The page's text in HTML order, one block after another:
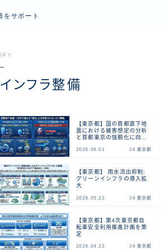
をサポート
ンフラ整備
【東京都】国の首都直下地
震における被害想定の分析
と首都東京の強靭化に向け
2026.06.01 04 東京都
【東京都】 雨水流出抑制:
グリーンインフラの導入拡
大
2026.05.22 04 東京都
【東京都】第4次東京都自
転車安全利用推進計画を策
定
2026.04.22 04 東京都